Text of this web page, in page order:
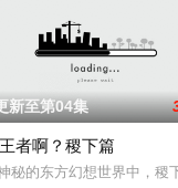
抚养长大的猴子，追寻
新至第04集
者啊？稷下篇
秘的东方幻想世界中，稷